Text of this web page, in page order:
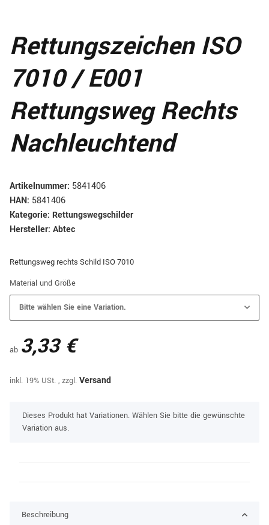
Rettungszeichen ISO
7010 / E001
Rettungsweg Rechts
Nachleuchtend
Artikelnummer: 5841406
HAN: 5841406
Kategorie: Rettungswegschilder
Hersteller: Abtec
Rettungsweg rechts Schild ISO 7010
Material und Größe
Bitte wählen Sie eine Variation.
ab 3,33 €
inkl. 19% USt. , zzgl. Versand
xDieses Produkt hat Variationen. Wählen Sie bitte die gewünschte
Variation aus.
Beschreibung